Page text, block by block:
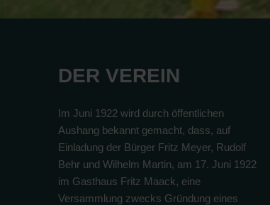
DER VEREIN
Im Juni 1922 wird durch öffentlichen
Aushang bekannt gemacht, dass, auf
Einladung der Bürger Fritz Meyer, Rudolf
Behr und Wilhelm Martin, am 17. Juni 1922
im Gasthaus Fritz Maack, eine
Versammlung zwecks Gründung eines